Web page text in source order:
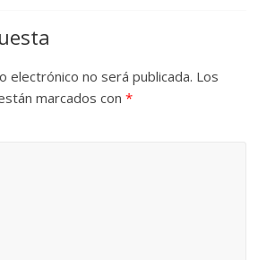
electrónico no será publicada. Los
marcados con*